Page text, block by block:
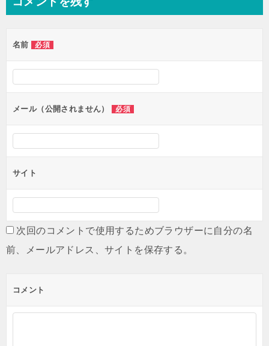
ビ
ー
シ
ン
名前 必須
メール（公開されません） 必須
サイト
次回のコメントで使用するためブラウザーに自分の名
前、メールアドレス、サイトを保存する。
コメント